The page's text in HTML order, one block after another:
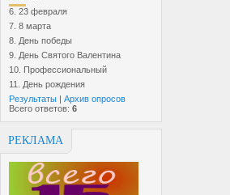
6. 23 февраля
7. 8 марта
8. День победы
9. День Святого Валентина
10. Профессиональный
11. День рождения
Результаты | Архив опросов
Всего ответов: 6
РЕКЛАМА